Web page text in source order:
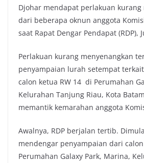
Djohar mendapat perlakuan kurang
dari beberapa oknun anggota
saat Rapat Dengar Pendapat (RDP),
Perlakuan kurang menyenangkan
penyampaian lurah setempat
calon ketua RW 14 di Perumahan
Kelurahan Tanjung Riau, Kota
memantik kemarahan anggota
Awalnya, RDP berjalan tertib.
mendengar penyampaian dari calon
Perumahan Galaxy Park, Marina,